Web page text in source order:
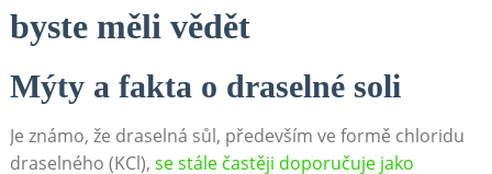
byste měli vědět
Mýty a fakta o draselné soli
Je známo, že draselná sůl, především ve formě chloridu
draselného (KCl), se stále častěji doporučuje jako